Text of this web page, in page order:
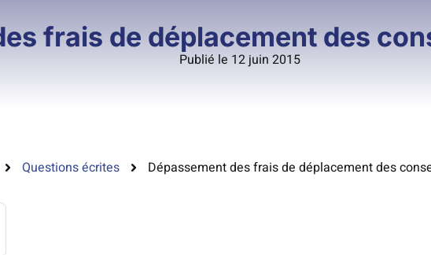
frais de déplacement des
Publié le 12 juin 2015
Questions écrites Dépassement des frais de déplacement des